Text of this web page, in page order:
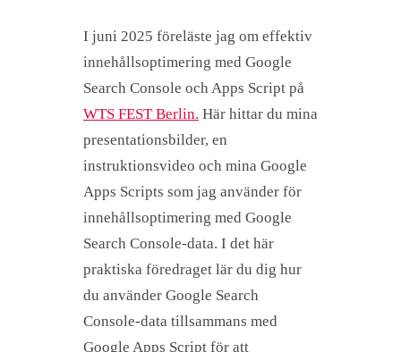
I juni 2025 föreläste jag om effektiv
innehållsoptimering med Google
Search Console och Apps Script på
WTS FEST Berlin. Här hittar du mina
presentationsbilder, en
instruktionsvideo och mina Google
Apps Scripts som jag använder för
innehållsoptimering med Google
Search Console-data. I det här
praktiska föredraget lär du dig hur
du använder Google Search
Console-data tillsammans med
Google Apps Script för att